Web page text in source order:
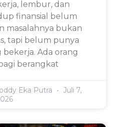
lembur, dan
finansial belum
masalahnya bukan
tapi belum punya
Ada orang
berangkat
Eka Putra
Juli 7,